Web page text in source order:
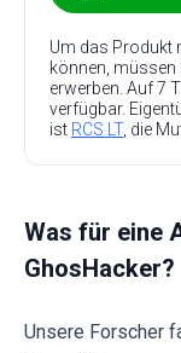
Um das Produkt
können, müssen
erwerben. Auf 7
verfügbar.
ist RCS LT, die
Was für eine
GhosHacker?
Unsere Forscher